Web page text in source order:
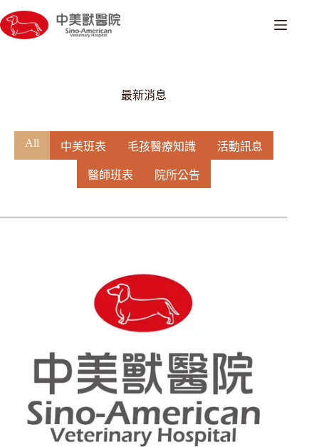
至
最新消息
All 中美班表 毛孩醫療知識 活動訊息
醫師班表 院所公告